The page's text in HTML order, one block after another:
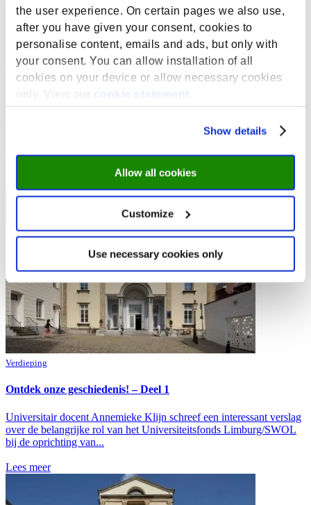
the user experience. On certain pages we also use,
after you have given your consent, cookies to
personalise content, emails and ads, but only with
your consent. You can allow installation of all
cookies on your device or allow necessary cookies
only. View our
cookie statement
Show details
Allow all cookies
Customize
Use necessary cookies only
Walsum op aan om ook de argumenten van de SWOL die niet op
medisch gebied lagen mee te laten wegen. Hij betoogde dat
Limburg ‘gerechtvaardigde verlangens’ koesterde en dat het dus
geen pas had om Limburg de achtste medische faculteit te
onthouden, omdat hier verder geen instelling van hoger onderwijs
Tekst: Annemieke Klijn (universitair docent & curator Art and
Beeld: Cover Nota 1 SWOL, Maastricht ‘kernland’
Bekijk ook:
Verdieping
Ontdek onze geschiedenis! – Deel 1
Universitair docent Annemieke Klijn schreef een interessant verslag
over de belangrijke rol van het Universiteitsfonds Limburg/SWOL
bij de oprichting van...
Lees meer